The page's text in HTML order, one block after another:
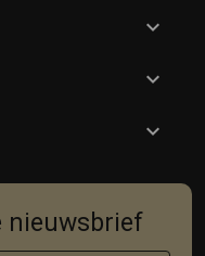
nieuwsbrief